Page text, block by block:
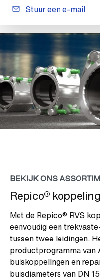
Stuur een e-mail
BEKIJK ONS
Repico®
Met de Repico® RVS
eenvoudig een
tussen twee leidingen.
productprogramma van
buiskoppelingen en
buisdiameters van DN